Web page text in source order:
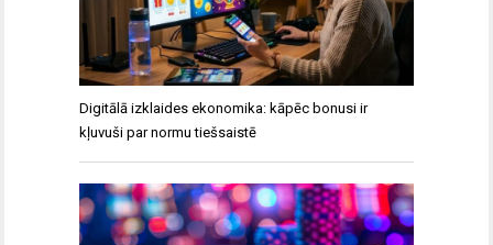
Digitālā izklaides ekonomika: kāpēc bonusi ir
kļuvuši par normu tiešsaistē